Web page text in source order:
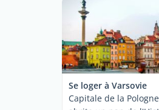
Se loger à Varsovie
Capitale de la